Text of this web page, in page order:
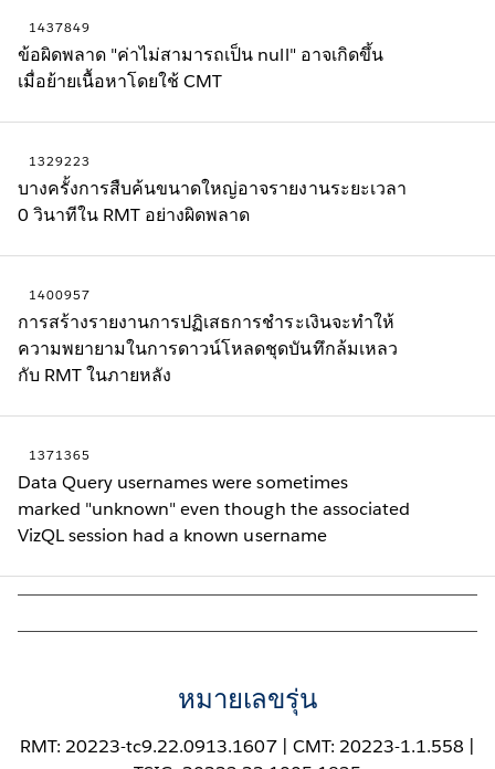
1437849
ข้อผิดพลาด "ค่าไม่สามารถเป็น null" อาจเกิดขึ้น
เมื่อย้ายเนื้อหาโดยใช้ CMT
1329223
บางครั้งการสืบค้นขนาดใหญ่อาจรายงานระยะเวลา
0 วินาทีใน RMT อย่างผิดพลาด
1400957
การสร้างรายงานการปฏิเสธการชําระเงินจะทําให้
ความพยายามในการดาวน์โหลดชุดบันทึกล้มเหลว
กับ RMT ในภายหลัง
1371365
Data Query usernames were sometimes
marked "unknown" even though the associated
VizQL session had a known username
หมายเลขรุ่น
RMT: 20223-tc9.22.0913.1607 | CMT: 20223-1.1.558 |